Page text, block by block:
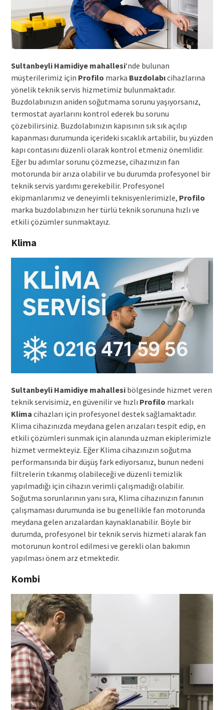
Sultanbeyli Hamidiye mahallesi‘nde bulunan
müşterilerimiz için Profilo marka Buzdolabıcihazlarına
yönelik teknik servis hizmetimiz bulunmaktadır.
Buzdolabınızın aniden soğutmama sorunu yaşıyorsanız,
termostat ayarlarını kontrol ederek bu sorunu
çözebilirsiniz. Buzdolabınızın kapısının sık sık açılıp
kapanması durumunda içerideki sıcaklık artabilir, bu yüzden
kapı contasını düzenli olarak kontrol etmeniz önemlidir.
Eğer bu adımlar sorunu çözmezse, cihazınızın fan
motorunda bir arıza olabilir ve bu durumda profesyonel bir
teknik servis yardımı gerekebilir. Profesyonel
ekipmanlarımız ve deneyimli teknisyenlerimizle, Profilo
marka buzdolabınızın her türlü teknik sorununa hızlı ve
etkili çözümler sunmaktayız.
Klima
Sultanbeyli Hamidiye mahallesibölgesinde hizmet veren
teknik servisimiz, en güvenilir ve hızlı Profilo markalı
Klima cihazları için profesyonel destek sağlamaktadır.
Klima cihazınızda meydana gelen arızaları tespit edip, en
etkili çözümleri sunmak için alanında uzman ekiplerimizle
hizmet vermekteyiz. Eğer Klima cihazınızın soğutma
performansında bir düşüş fark ediyorsanız, bunun nedeni
filtrelerin tıkanmış olabileceği ve düzenli temizlik
yapılmadığı için cihazın verimli çalışmadığı olabilir.
Soğutma sorunlarının yanı sıra, Klima cihazınızın fanının
çalışmaması durumunda ise bu genellikle fan motorunda
meydana gelen arızalardan kaynaklanabilir. Böyle bir
durumda, profesyonel bir teknik servis hizmeti alarak fan
motorunun kontrol edilmesi ve gerekli olan bakımın
yapılması önem arz etmektedir.
Kombi